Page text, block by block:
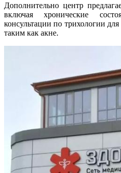
Дополнительно центр
включая хронические
консультации по трихологии
таким как акне.